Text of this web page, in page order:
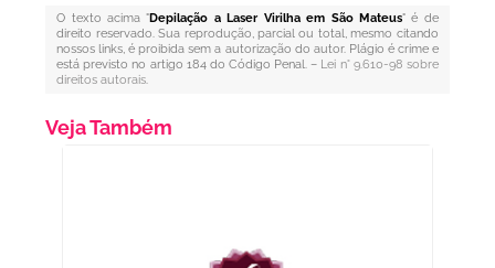
O texto acima "Depilação a Laser Virilha em São Mateus" é de
direito reservado. Sua reprodução, parcial ou total, mesmo citando
nossos links, é proibida sem a autorização do autor. Plágio é crime e
está previsto no artigo 184 do Código Penal. – Lei n° 9.610-98 sobre
direitos autorais.
Veja Também